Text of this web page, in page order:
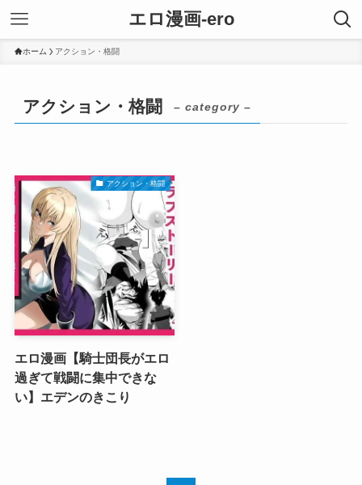
エロ漫画-ero
ホーム アクション・格闘
アクション・格闘 – category –
アクション・格闘
エロ漫画【騎士団長がエロ
過ぎて戦闘に集中できな
い】エデンのきこり